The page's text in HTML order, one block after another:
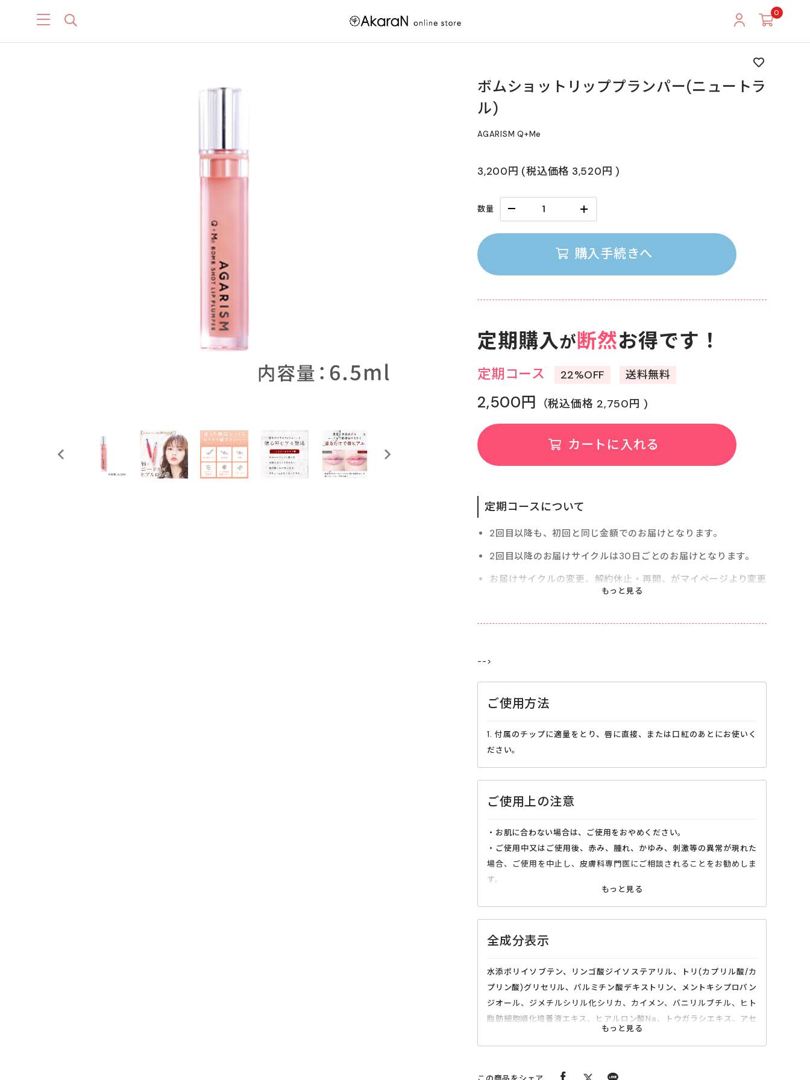
0
ボムショットリッププランパー(ニュートラ
ル)
AGARISM Q+Me
3,200円 (税込価格 3,520円 )
数量
購入手続きへ
定期購入が断然お得です！
定期コース 22%OFF 送料無料
2,500円 （税込価格 2,750円 )
カートに入れる
定期コースについて
2回目以降も、初回と同じ金額でのお届けとなります。
2回目以降のお届けサイクルは30日ごとのお届けとなります。
お届けサイクルの変更、解約休止・再開、がマイページより変更
いただけます。※次回お届け予定日の10日前までにご変更くださ
-->
ご使用方法
1. 付属のチップに適量をとり、唇に直接、または口紅のあとにお使いく
ださい。
ご使用上の注意
・お肌に合わない場合は、ご使用をおやめください。
・ご使用中又はご使用後、赤み、腫れ、かゆみ、刺激等の異常が現れた
場合、ご使用を中止し、皮膚科専門医にご相談されることをお勧めしま
す。
・傷、腫れもの、湿疹等、異常がある部分のご使用はおやめください。
・強くこすらないようにしてください。
を避け、お子様の手の届かない所に保管してください。
・開封後は、なるべくお早めにご使用ください。
全成分表示
水添ポリイソブテン、リンゴ酸ジイソステアリル、トリ(カプリル酸/カ
プリン酸)グリセリル、パルミチン酸デキストリン、メントキシプロパン
ジオール、ジメチルシリル化シリカ、カイメン、バニリルブチル、ヒト
脂肪細胞順化培養液エキス、ヒアルロン酸Na、トウガラシエキス、アセ
チルジペプチド-1セチル、加水分解コラーゲン、トコフェロール、テト